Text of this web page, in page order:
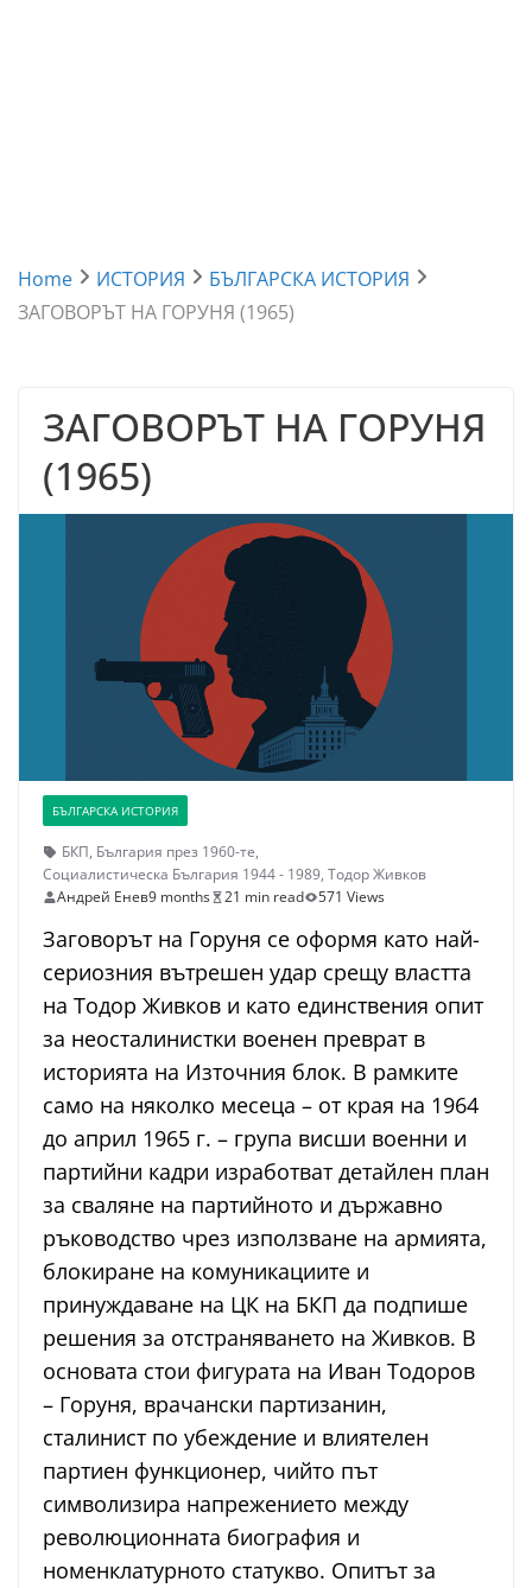
Home ИСТОРИЯ
БЪЛГАРСКА ИСТОРИЯ
ЗАГОВОРЪТ НА ГОРУНЯ (1965)
ЗАГОВОРЪТ НА ГОРУНЯ
(1965)
БЪЛГАРСКА ИСТОРИЯ
БКП, България през 1960-те,
Социалистическа България 1944 - 1989, Тодор Живков
Андрей Енев9 months 21 min read 571 Views
Заговорът на Горуня се оформя като най-
сериозния вътрешен удар срещу властта
на Тодор Живков и като единствения опит
за неосталинистки военен преврат в
историята на Източния блок. В рамките
само на няколко месеца – от края на 1964
до април 1965 г. – група висши военни и
партийни кадри изработват детайлен план
за сваляне на партийното и държавно
ръководство чрез използване на армията,
блокиране на комуникациите и
принуждаване на ЦК на БКП да подпише
решения за отстраняването на Живков. В
основата стои фигурата на Иван Тодоров
– Горуня, врачански партизанин,
сталинист по убеждение и влиятелен
партиен функционер, чийто път
символизира напрежението между
революционната биография и
номенклатурното статукво. Опитът за